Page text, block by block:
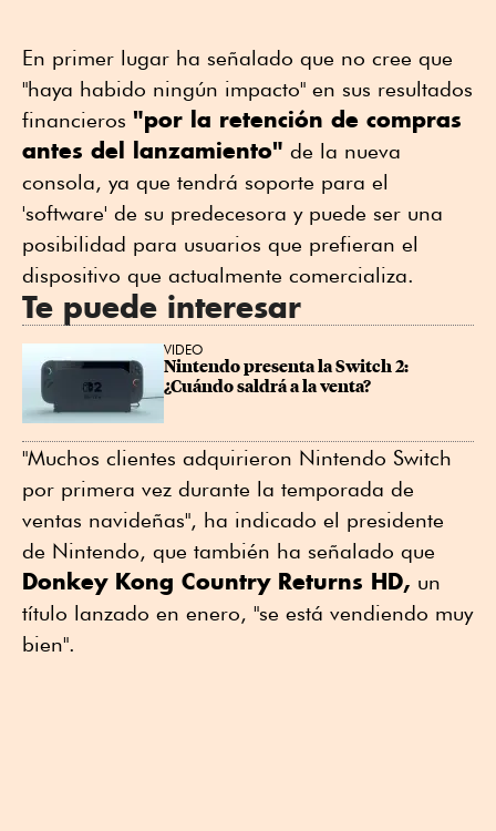
En primer lugar ha señalado que no cree que
"haya habido ningún impacto" en sus resultados
financieros "por la retención de compras
antes del lanzamiento" de la nueva
consola, ya que tendrá soporte para el
'software' de su predecesora y puede ser una
posibilidad para usuarios que prefieran el
dispositivo que actualmente comercializa.
Te puede interesar
VIDEO
Nintendo presenta la Switch 2:
¿Cuándo saldrá a la venta?
"Muchos clientes adquirieron Nintendo Switch
por primera vez durante la temporada de
ventas navideñas", ha indicado el presidente
de Nintendo, que también ha señalado que
Donkey Kong Country Returns HD, un
título lanzado en enero, "se está vendiendo muy
bien".